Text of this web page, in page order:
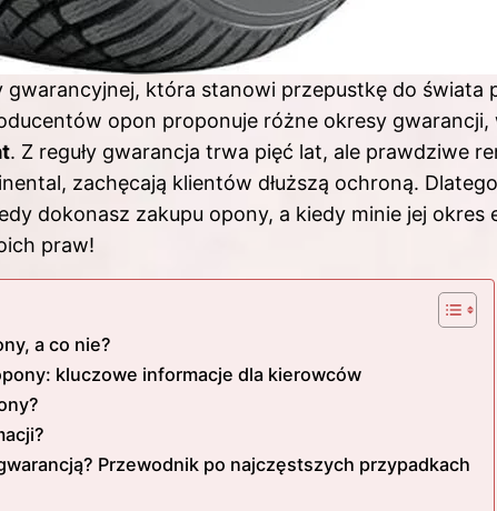
która stanowi przepustkę do świata
opon proponuje różne okresy gwarancji,
. Z reguły gwarancja trwa pięć lat, ale prawdziwe
zachęcają klientów dłuższą ochroną.
dokonasz zakupu opony, a kiedy minie jej okres
praw!
a co nie?
kluczowe informacje dla kierowców
Przewodnik po najczęstszych przypadkach